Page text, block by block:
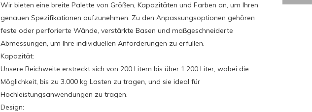
Wir bieten eine breite Palette von Größen, Kapazitäten und Farben an, um Ihren
genauen Spezifikationen aufzunehmen. Zu den Anpassungsoptionen gehören
feste oder perforierte Wände, verstärkte Basen und maßgeschneiderte
Abmessungen, um Ihre individuellen Anforderungen zu erfüllen.
Kapazität:
Unsere Reichweite erstreckt sich von 200 Litern bis über 1.200 Liter, wobei die
Möglichkeit, bis zu 3.000 kg Lasten zu tragen, und sie ideal für
Hochleistungsanwendungen zu tragen.
Design: